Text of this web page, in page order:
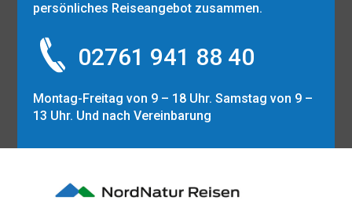
persönliches Reiseangebot zusammen.
02761 941 88 40
Montag-Freitag von 9 – 18 Uhr. Samstag von 9 –
13 Uhr. Und nach Vereinbarung